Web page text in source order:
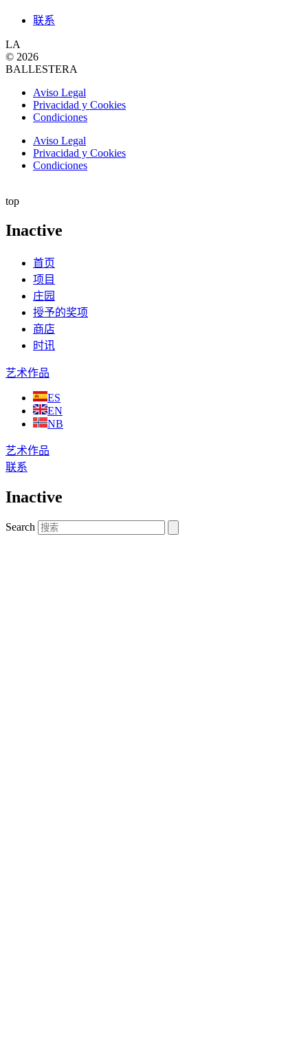
联系
LA
© 2026
BALLESTERA
Aviso Legal
Privacidad y Cookies
Condiciones
Aviso Legal
Privacidad y Cookies
Condiciones
top
Inactive
首页
项目
庄园
授予的奖项
商店
时讯
艺术作品
ES
EN
NB
艺术作品
联系
Inactive
Search